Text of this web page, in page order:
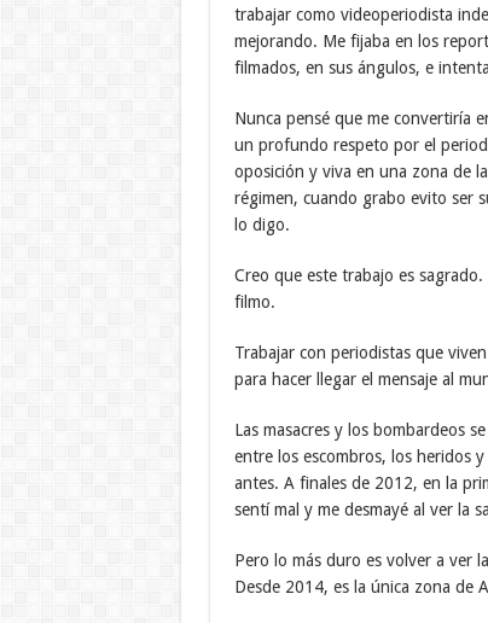
trabajar como videoperiodista
mejorando. Me fijaba en los
filmados, en sus ángulos, e
Nunca pensé que me convertiría
un profundo respeto por el
oposición y viva en una zona de
régimen, cuando grabo evito ser
lo digo.
Creo que este trabajo es
filmo.
Trabajar con periodistas que
para hacer llegar el mensaje al
Las masacres y los bombardeos
entre los escombros, los heridos
antes. A finales de 2012, en la
sentí mal y me desmayé al ver la
Pero lo más duro es volver a ver
Desde 2014, es la única zona de